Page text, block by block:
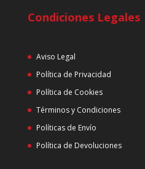
Condiciones Legales
Aviso Legal
Política de Privacidad
Política de Cookies
Términos y Condiciones
Políticas de Envío
Política de Devoluciones